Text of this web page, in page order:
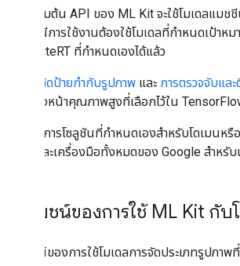
โดยค่าเริ่มต้น API ของ ML Kit จะใช้โมเดลแ
บางกรณีการใช้งานต้องใช้โมเดลที่กำหนดเป้า
โมเดล LiteRT ที่กำหนดเองได้แล้ว
การติดป้ายกำกับรูปภาพ และ การตรวจจับแล
ฝึกไว้ล่วงหน้าคุณภาพสูงที่เลือกไว้ใน
หากต้องการโซลูชันที่กำหนดเองสำหรับโดเมน
โซลูชันและเครื่องมือทั้งหมดของ Google สำห
ประโยชน์ของการใช้ ML Kit กั
ประโยชน์ของการใช้โมเดลการจัดประเภทรูปภ